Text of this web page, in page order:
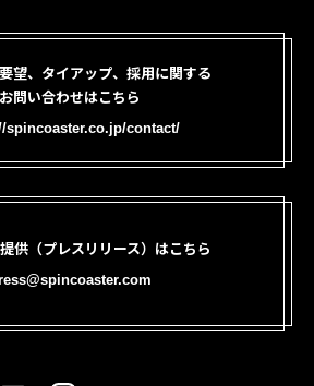
望、タイアップ、採用に関する
お問い合わせはこちら
spincoaster.co.jp/contact/
供（プレスリリース）はこちら